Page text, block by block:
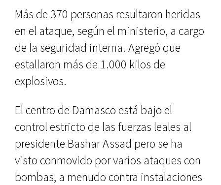
Más de 370 personas resultaron heridas
en el ataque, según el ministerio, a cargo
de la seguridad interna. Agregó que
estallaron más de 1.000 kilos de
explosivos.
El centro de Damasco está bajo el
control estricto de las fuerzas leales al
presidente Bashar Assad pero se ha
visto conmovido por varios ataques con
bombas, a menudo contra instalaciones